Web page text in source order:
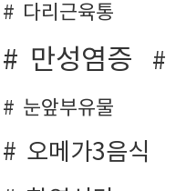
다리근육통
만성염증
눈앞부유물
오메가3음식